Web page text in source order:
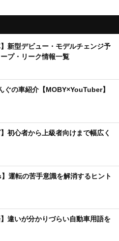
】新型デビュー・モデルチェンジ予
プ・リーク情報一覧
ぐの車紹介【MOBY×YouTuber】
】初心者から上級者向けまで幅広く
】運転の苦手意識を解消するヒント
】違いが分かりづらい自動車用語を